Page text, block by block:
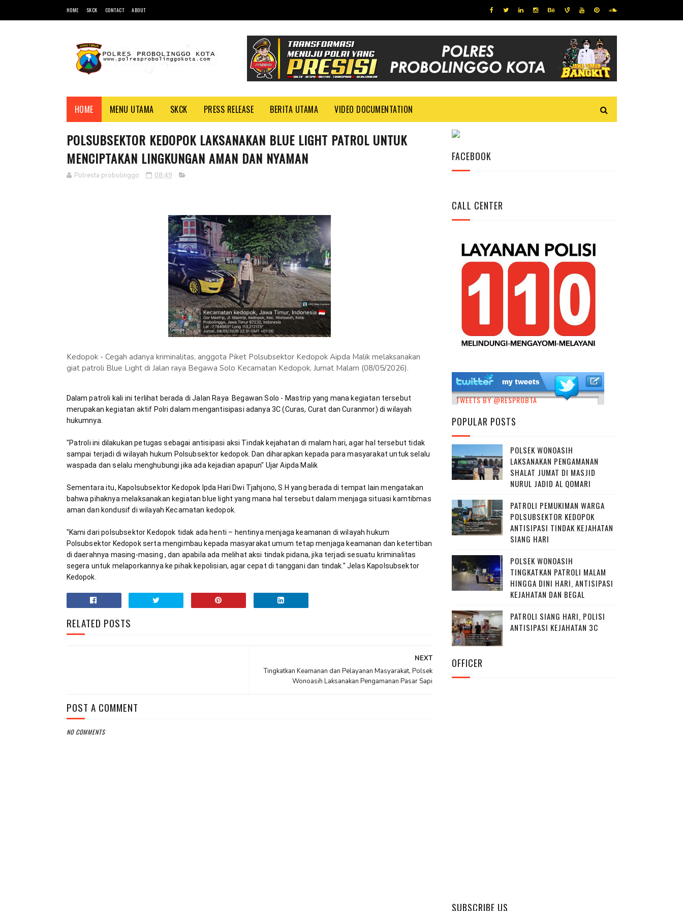
HOME SKCK CONTACT ABOUT
HOME MENU UTAMA SKCK PRESS RELEASE BERITA UTAMA VIDEO DOCUMENTATION
POLSUBSEKTOR KEDOPOK LAKSANAKAN BLUE LIGHT PATROL UNTUK
MENCIPTAKAN LINGKUNGAN AMAN DAN NYAMAN
Polresta probolinggo 08:49
Kedopok - Cegah adanya kriminalitas, anggota Piket Polsubsektor Kedopok Aipda Malik melaksanakan
giat patroli Blue Light di Jalan raya Begawa Solo Kecamatan Kedopok, Jumat Malam (08/05/2026).
Dalam patroli kali ini terlihat berada di Jalan Raya  Begawan Solo - Mastrip yang mana kegiatan tersebut
merupakan kegiatan aktif Polri dalam mengantisipasi adanya 3C (Curas, Curat dan Curanmor) di wilayah
"Patroli ini dilakukan petugas sebagai antisipasi aksi Tindak kejahatan di malam hari, agar hal tersebut tidak
sampai terjadi di wilayah hukum Polsubsektor kedopok. Dan diharapkan kepada para masyarakat untuk selalu
Sementara itu, Kapolsubsektor Kedopok Ipda Hari Dwi Tjahjono, S.H yang berada di tempat lain mengatakan
bahwa pihaknya melaksanakan kegiatan blue light yang mana hal tersebut dalam menjaga situasi kamtibmas
"Kami dari polsubsektor Kedopok tidak ada henti – hentinya menjaga keamanan di wilayah hukum
Polsubsektor Kedopok serta mengimbau kepada masyarakat umum tetap menjaga keamanan dan ketertiban
di daerahnya masing-masing , dan apabila ada melihat aksi tindak pidana, jika terjadi sesuatu kriminalitas
segera untuk melaporkannya ke pihak kepolisian, agar cepat di tanggani dan tindak." Jelas Kapolsubsektor
Kedopok.
RELATED POSTS
NEXT
Tingkatkan Keamanan dan Pelayanan Masyarakat, Polsek
Wonoasih Laksanakan Pengamanan Pasar Sapi
POST A COMMENT
NO COMMENTS
FACEBOOK
CALL CENTER
TWEETS BY @RESPROBTA
POPULAR POSTS
POLSEK WONOASIH
LAKSANAKAN PENGAMANAN
SHALAT JUMAT DI MASJID
NURUL JADID AL QOMARI
PATROLI PEMUKIMAN WARGA
POLSUBSEKTOR KEDOPOK
ANTISIPASI TINDAK KEJAHATAN
SIANG HARI
POLSEK WONOASIH
TINGKATKAN PATROLI MALAM
HINGGA DINI HARI, ANTISIPASI
KEJAHATAN DAN BEGAL
PATROLI SIANG HARI, POLISI
ANTISIPASI KEJAHATAN 3C
OFFICER
SUBSCRIBE US